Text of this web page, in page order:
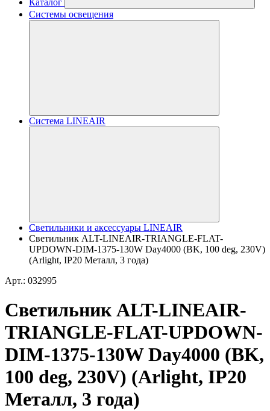
Каталог
Системы освещения
Система LINEAIR
Светильники и аксессуары LINEAIR
Светильник ALT-LINEAIR-TRIANGLE-FLAT-
UPDOWN-DIM-1375-130W Day4000 (BK, 100 deg, 230V)
(Arlight, IP20 Металл, 3 года)
Арт.: 032995
Светильник ALT-LINEAIR-
TRIANGLE-FLAT-UPDOWN-
DIM-1375-130W Day4000 (BK,
100 deg, 230V) (Arlight, IP20
Металл, 3 года)